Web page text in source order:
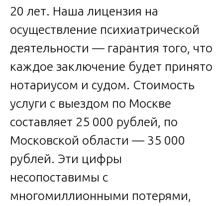
20 лет. Наша лицензия на
осуществление психиатрической
деятельности — гарантия того, что
каждое заключение будет принято
нотариусом и судом. Стоимость
услуги с выездом по Москве
составляет 25 000 рублей, по
Московской области — 35 000
рублей. Эти цифры
несопоставимы с
многомиллионными потерями,